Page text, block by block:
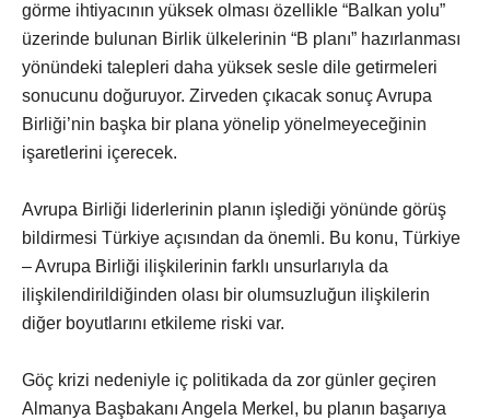
görme ihtiyacının yüksek olması özellikle “Balkan yolu”
üzerinde bulunan Birlik ülkelerinin “B planı” hazırlanması
yönündeki talepleri daha yüksek sesle dile getirmeleri
sonucunu doğuruyor. Zirveden çıkacak sonuç Avrupa
Birliği’nin başka bir plana yönelip yönelmeyeceğinin
işaretlerini içerecek.
Avrupa Birliği liderlerinin planın işlediği yönünde görüş
bildirmesi Türkiye açısından da önemli. Bu konu, Türkiye
– Avrupa Birliği ilişkilerinin farklı unsurlarıyla da
ilişkilendirildiğinden olası bir olumsuzluğun ilişkilerin
diğer boyutlarını etkileme riski var.
Göç krizi nedeniyle iç politikada da zor günler geçiren
Almanya Başbakanı Angela Merkel, bu planın başarıya